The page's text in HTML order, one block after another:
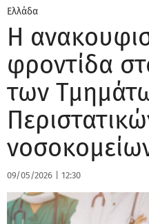
Ελλάδα
Η
φροντίδα
των
09/05/2026 12:30